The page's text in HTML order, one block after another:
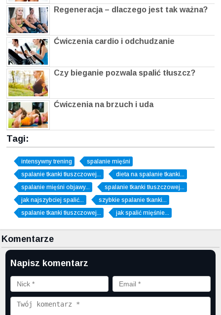
Regeneracja – dlaczego jest tak ważna?
Ćwiczenia cardio i odchudzanie
Czy bieganie pozwala spalić tłuszcz?
Ćwiczenia na brzuch i uda
Tagi:
intensywny trening
spalanie mięśni
spalanie tkanki tłuszczowej...
dieta na spalanie tkanki...
spalanie mięśni objawy...
spalanie tkanki tłuszczowej...
jak najszybciej spalić...
szybkie spalanie tkanki...
spalanie tkanki tłuszczowej...
jak spalić mięśnie...
Komentarze
Napisz komentarz